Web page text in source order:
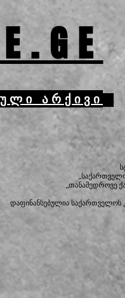
არქივი
„თანამედროვე
დაფინანსებულია